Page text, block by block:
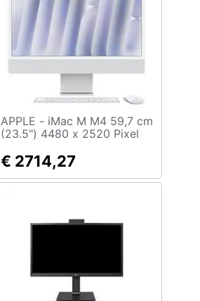
APPLE - iMac M M4 59,7 cm
(23.5") 4480 x 2520 Pixel
SSD macOS Sequoia Wi-Fi
6E (802.11ax) Argento
€ 2714,27